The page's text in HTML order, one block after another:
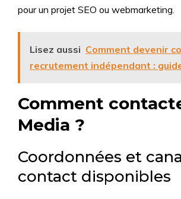
pour un projet SEO ou webmarketing.
Lisez aussi Comment devenir
recrutement indépendant :
Comment
Media ?
Coordonnées et
contact disponibles